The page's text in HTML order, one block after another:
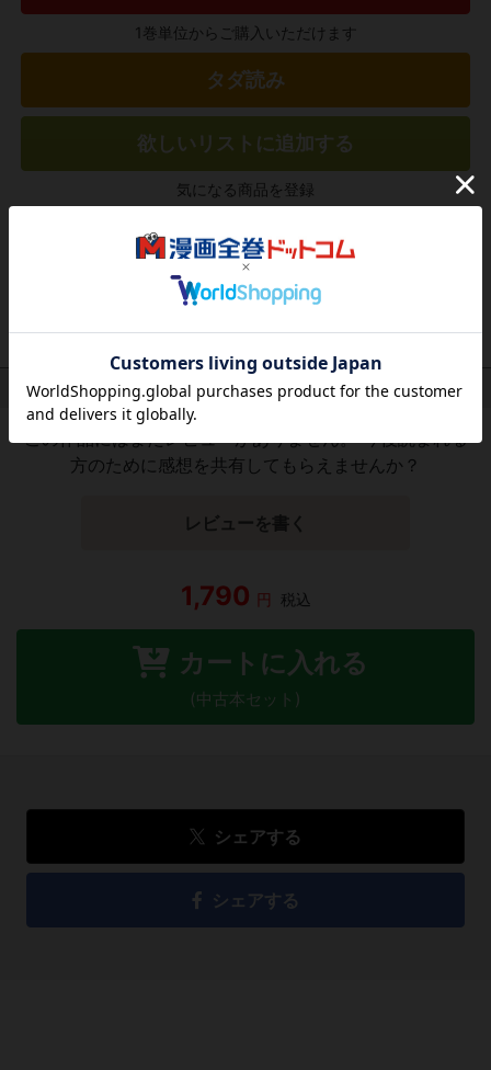
1巻単位からご購入いただけます
タダ読み
欲しいリストに追加する
気になる商品を登録
作品レビュー （関連商品を含む）
この作品にはまだレビューがありません。 今後読まれる
方のために感想を共有してもらえませんか？
レビューを書く
1,790 円 税込
カートに入れる
(中古本セット)
シェアする
シェアする